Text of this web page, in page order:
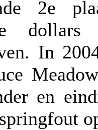
2e
In
en